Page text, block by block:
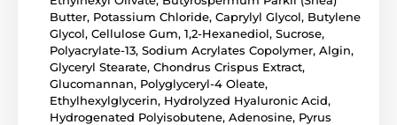
Butter, Potassium Chloride, Caprylyl Glycol, Butylene
Glycol, Cellulose Gum, 1,2-Hexanediol, Sucrose,
Polyacrylate-13, Sodium Acrylates Copolymer, Algin,
Glyceryl Stearate, Chondrus Crispus Extract,
Glucomannan, Polyglyceryl-4 Oleate,
Ethylhexylglycerin, Hydrolyzed Hyaluronic Acid,
Hydrogenated Polyisobutene, Adenosine, Pyrus